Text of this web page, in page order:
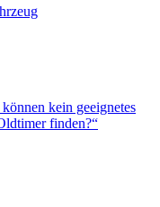
kein geeignetes
finden?“